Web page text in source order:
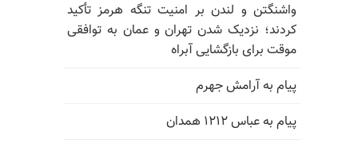
واشنگتن و لندن بر امنیت تنگه هرمز تأکید
کردند؛ نزدیک شدن تهران و عمان به توافقی
موقت برای بازگشایی آبراه
پیام به آرامش جهرم
پیام به عباس ۱۲۱۲ همدان